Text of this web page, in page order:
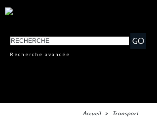
Recherche avancée
Accueil > Transport